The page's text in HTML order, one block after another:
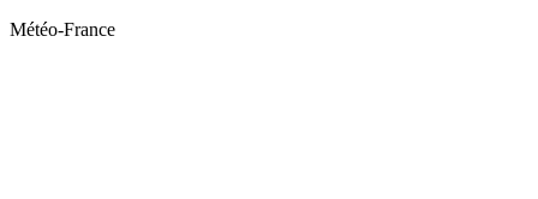
Météo-France